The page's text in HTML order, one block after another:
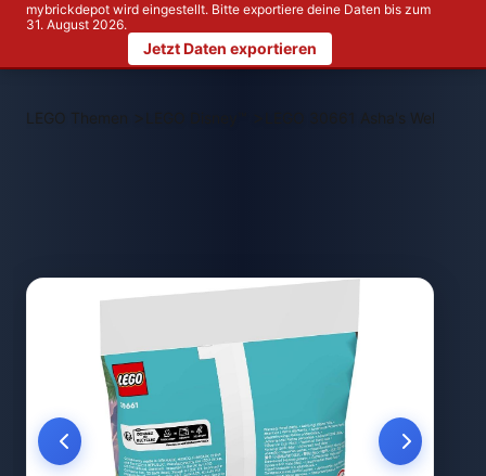
mybrickdepot wird eingestellt. Bitte exportiere deine Daten bis zum
31. August 2026.
Jetzt Daten exportieren
LEGO Themen > LEGO 30661 Asha's Welcome